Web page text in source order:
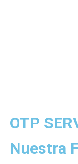
OTP
Nuestra